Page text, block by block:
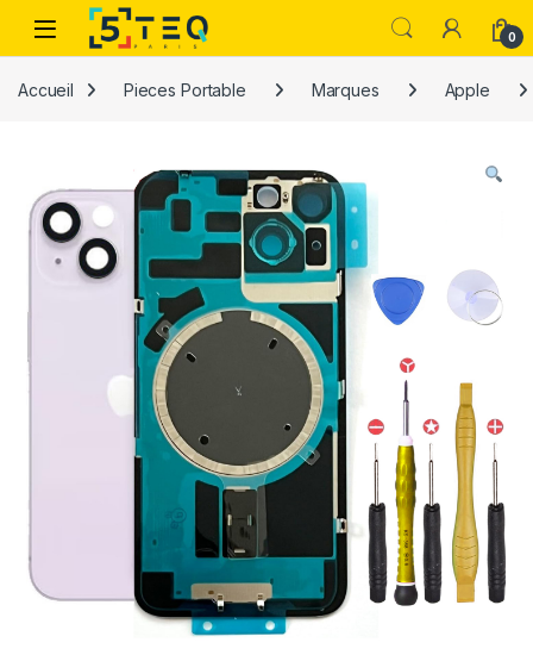
Passer à la navigation
Aller au contenu
0
Accueil Pieces Portable Marques Apple